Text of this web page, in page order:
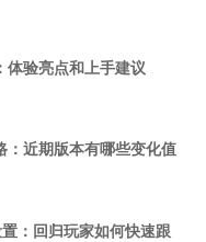
体验亮点和上手建议
：近期版本有哪些变化值
：回归玩家如何快速跟